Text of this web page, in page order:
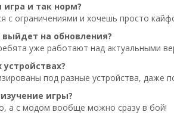
и так норм?
с ограничениями и хочешь просто
на обновления?
уже работают над актуальными
под разные устройства, даже
игры?
а с модом вообще можно сразу в бой!